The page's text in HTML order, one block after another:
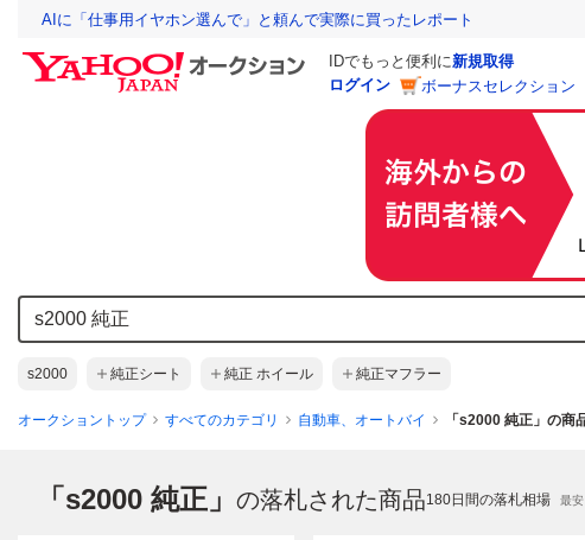
AIに「仕事用イヤホン選んで」と頼んで実際に買ったレポート
IDでもっと便利に新規取得
ログイン
ボーナスセレクショ
s2000 純正シート 純正 ホイール 純正マフラー
オークショントップ すべてのカテゴリ 自動車、オートバイ 「s2000 純正」の商
「s2000 純正」 の落札された商品180日間の落札相場 最安